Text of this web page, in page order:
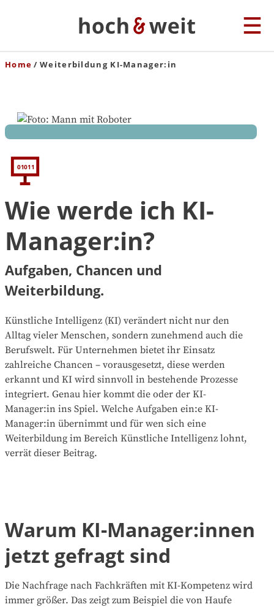
Home Weiterbildung KI-Manager:in
Wie werde ich KI-
Manager:in?
Aufgaben, Chancen und
Weiterbildung.
Künstliche Intelligenz (KI) verändert nicht nur den
Alltag vieler Menschen, sondern zunehmend auch die
Berufswelt. Für Unternehmen bietet ihr Einsatz
zahlreiche Chancen – vorausgesetzt, diese werden
erkannt und KI wird sinnvoll in bestehende Prozesse
integriert. Genau hier kommt die oder der KI-
Manager:in ins Spiel. Welche Aufgaben ein:e KI-
Manager:in übernimmt und für wen sich eine
Weiterbildung im Bereich Künstliche Intelligenz lohnt,
verrät dieser Beitrag.
Warum KI-Manager:innen
jetzt gefragt sind
Die Nachfrage nach Fachkräften mit KI-Kompetenz wird
immer größer. Das zeigt zum Beispiel die von Haufe